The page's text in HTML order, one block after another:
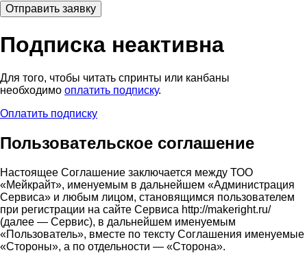
Подписка неактивна
Для того, чтобы читать спринты или канбаны
необходимо оплатить подписку.
Оплатить подписку
Пользовательское соглашение
Настоящее Соглашение заключается между ТОО
«Мейкрайт», именуемым в дальнейшем «Администрация
Сервиса» и любым лицом, становящимся пользователем
при регистрации на сайте Сервиса http://makeright.ru/
(далее — Сервис), в дальнейшем именуемым
«Пользователь», вместе по тексту Соглашения именуемые
«Стороны», а по отдельности — «Сторона».